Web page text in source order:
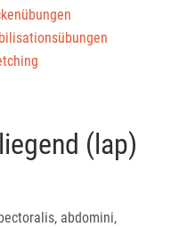
(lap)
abdomini,